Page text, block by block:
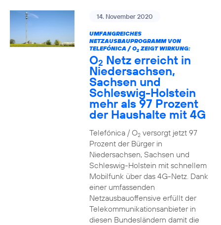
14. November 2020
UMFANGREICHES
NETZAUSBAUPROGRAMM VON
TELEFÓNICA / O2ZEIGT WIRKUNG:
O2 Netz erreicht in
Niedersachsen,
Sachsen und
Schleswig-Holstein
mehr als 97 Prozent
der Haushalte mit 4G
Telefónica / O2versorgt jetzt 97
Prozent der Bürger in
Niedersachsen, Sachsen und
Schleswig-Holstein mit schnellem
Mobilfunk über das 4G-Netz. Dank
einer umfassenden
Netzausbauoffensive erfüllt der
Telekommunikationsanbieter in
diesen Bundesländern damit die